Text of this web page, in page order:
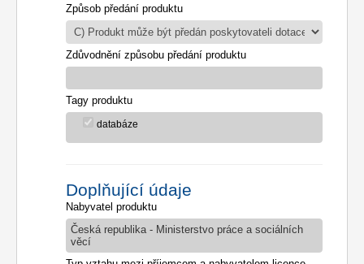
Způsob předání produktu
Zdůvodnění způsobu předání produktu
Tagy produktu
databáze
Doplňující údaje
Nabyvatel produktu
Česká republika - Ministerstvo práce a sociálních
věcí